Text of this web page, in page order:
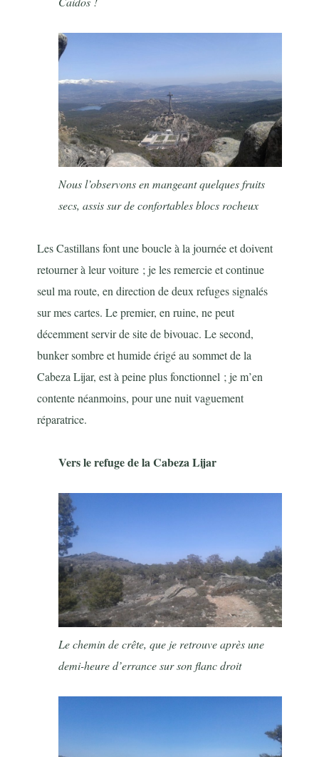
Nous l’observons en mangeant quelques fruits
secs, assis sur de confortables blocs rocheux
Les Castillans font une boucle à la journée et doivent
retourner à leur voiture ; je les remercie et continue
seul ma route, en direction de deux refuges signalés
sur mes cartes. Le premier, en ruine, ne peut
décemment servir de site de bivouac. Le second,
bunker sombre et humide érigé au sommet de la
Cabeza Lijar, est à peine plus fonctionnel ; je m’en
contente néanmoins, pour une nuit vaguement
réparatrice.
Vers le refuge de la Cabeza Lijar
Le chemin de crête, que je retrouve après une
demi-heure d’errance sur son flanc droit